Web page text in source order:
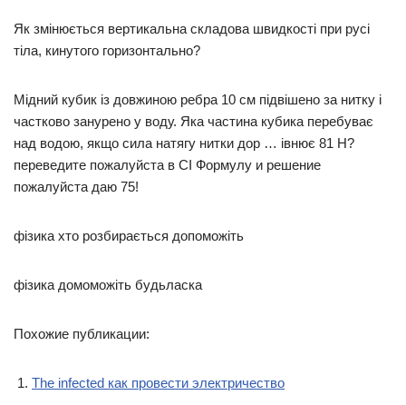
Як змінюється вертикальна складова швидкості при русі
тіла, кинутого горизонтально?​
Мідний кубик із довжиною ребра 10 см підвішено за нитку і
частково занурено у воду. Яка частина кубика перебуває
над водою, якщо сила натягу нитки дор … івнює 81 Н?
переведите пожалуйста в CI Формулу и решение
пожалуйста даю 75!
фізика хто розбирається допоможіть
фізика домоможіть будьласка
Похожие публикации:
The infected как провести электричество